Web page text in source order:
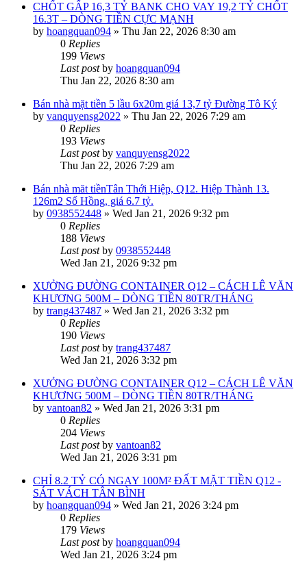
CHỐT GẤP 16,3 TỶ BANK CHO VAY 19,2 TỶ CHỐT
16.3T – DÒNG TIỀN CỰC MẠNH
by hoangquan094 » Thu Jan 22, 2026 8:30 am
0 Replies
199 Views
Last postby hoangquan094
Thu Jan 22, 2026 8:30 am
Bán nhà mặt tiền 5 lầu 6x20m giá 13,7 tỷ Đường Tô Ký
by vanquyensg2022 » Thu Jan 22, 2026 7:29 am
0 Replies
193 Views
Last postby vanquyensg2022
Thu Jan 22, 2026 7:29 am
Bán nhà măt tiềnTân Thới Hiệp, Q12. Hiệp Thành 13.
126m2 Sổ Hồng, giá 6.7 tỷ.
by 0938552448 » Wed Jan 21, 2026 9:32 pm
0 Replies
188 Views
Last postby 0938552448
Wed Jan 21, 2026 9:32 pm
XƯỞNG ĐƯỜNG CONTAINER Q12 – CÁCH LÊ VĂN
KHƯƠNG 500M – DÒNG TIỀN 80TR/THÁNG
by trang437487 » Wed Jan 21, 2026 3:32 pm
0 Replies
190 Views
Last postby trang437487
Wed Jan 21, 2026 3:32 pm
XƯỞNG ĐƯỜNG CONTAINER Q12 – CÁCH LÊ VĂN
KHƯƠNG 500M – DÒNG TIỀN 80TR/THÁNG
by vantoan82 » Wed Jan 21, 2026 3:31 pm
0 Replies
204 Views
Last postby vantoan82
Wed Jan 21, 2026 3:31 pm
CHỈ 8.2 TỶ CÓ NGAY 100M² ĐẤT MẶT TIỀN Q12 -
SÁT VÁCH TÂN BÌNH
by hoangquan094 » Wed Jan 21, 2026 3:24 pm
0 Replies
179 Views
Last postby hoangquan094
Wed Jan 21, 2026 3:24 pm